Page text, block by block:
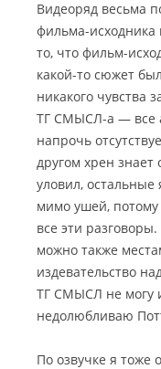
Видеоряд весьма
фильма-исходника
то, что фильм-
какой-то сюжет
никакого чувства
ТГ СМЫСЛ-а — все
напрочь
другом хрен знает
уловил, остальные
мимо ушей,
все эти
можно также
издевательство
ТГ СМЫСЛ не могу
недолюбливаю
По озвучке я тоже